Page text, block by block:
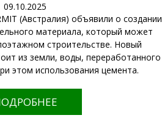
09.10.2025
(Австралия) объявили о создании
материала, который может
строительстве. Новый
из земли, воды, переработанного
этом использования цемента.